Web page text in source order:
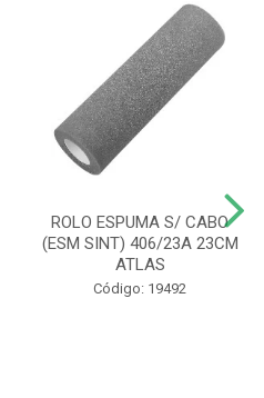
ROLO ESPUMA S/ CABO
(ESM SINT) 406/23A 23CM
ATLAS
Código: 19492